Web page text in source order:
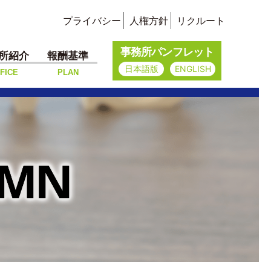
プライバシー 人権方針 リクルート
紹介 報酬基準
PLAN
事務所パンフレット
日本語版 ENGLISH